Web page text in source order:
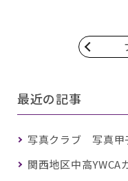
最近の記事
写真クラブ 写真甲
関西地区中高YWCA